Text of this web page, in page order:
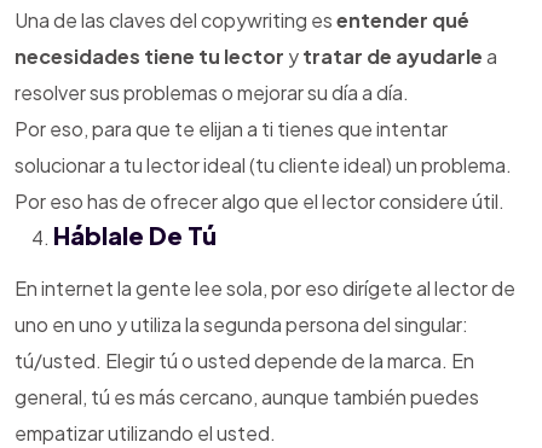
Una de las claves del copywriting esentender qué
necesidades tiene tu lector ytratar de ayudarlea
resolver sus problemas o mejorar su día a día.
Por eso, para que te elijan a ti tienes que intentar
solucionar a tu lector ideal (tu cliente ideal) un problema.
Por eso has de ofrecer algo que el lector considere útil.
Háblale De Tú
En internet la gente lee sola, por eso dirígete al lector de
uno en uno y utiliza la segunda persona del singular:
tú/usted. Elegir tú o usted depende de la marca. En
general, tú es más cercano, aunque también puedes
empatizar utilizando el usted.